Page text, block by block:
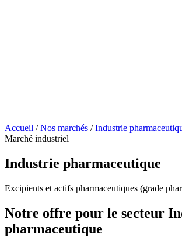
Accueil / Nos marchés / Industrie
Marché industriel
Industrie pharmaceutique
Excipients et actifs pharmaceutiques (grade
Notre offre pour le secteur
pharmaceutique